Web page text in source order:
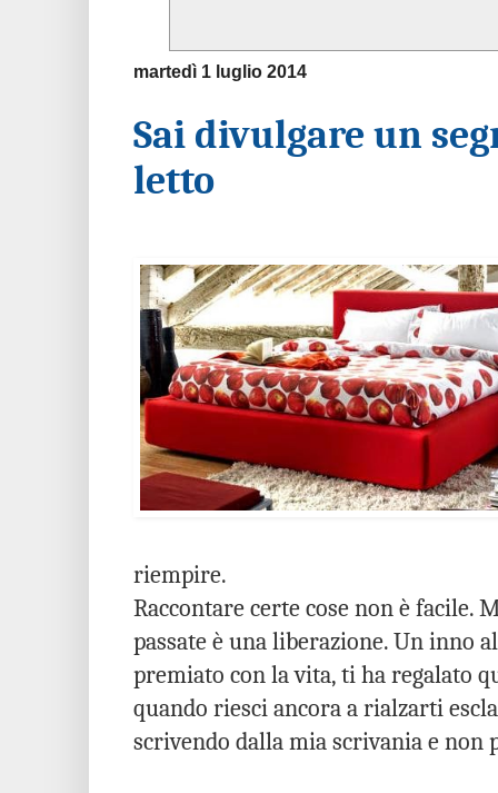
martedì 1 luglio 2014
Sai divulgare un
letto
riempire.
Raccontare certe cose non è facile.
passate è una liberazione. Un inno
premiato con la vita, ti ha regalato
quando riesci ancora a rialzarti
scrivendo dalla mia scrivania e non